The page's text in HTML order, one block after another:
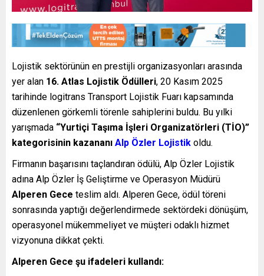
Lojistik sektörünün en prestijli organizasyonları arasında
yer alan 16. Atlas Lojistik Ödülleri, 20 Kasım 2025
tarihinde logitrans Transport Lojistik Fuarı kapsamında
düzenlenen görkemli törenle sahiplerini buldu. Bu yılki
yarışmada “Yurtiçi Taşıma İşleri Organizatörleri (TİO)”
kategorisinin kazananı Alp Özler Lojistik oldu.
Firmanın başarısını taçlandıran ödülü, Alp Özler Lojistik
adına Alp Özler İş Geliştirme ve Operasyon Müdürü
Alperen Gece teslim aldı. Alperen Gece, ödül töreni
sonrasında yaptığı değerlendirmede sektördeki dönüşüm,
operasyonel mükemmeliyet ve müşteri odaklı hizmet
vizyonuna dikkat çekti.
Alperen Gece şu ifadeleri kullandı: